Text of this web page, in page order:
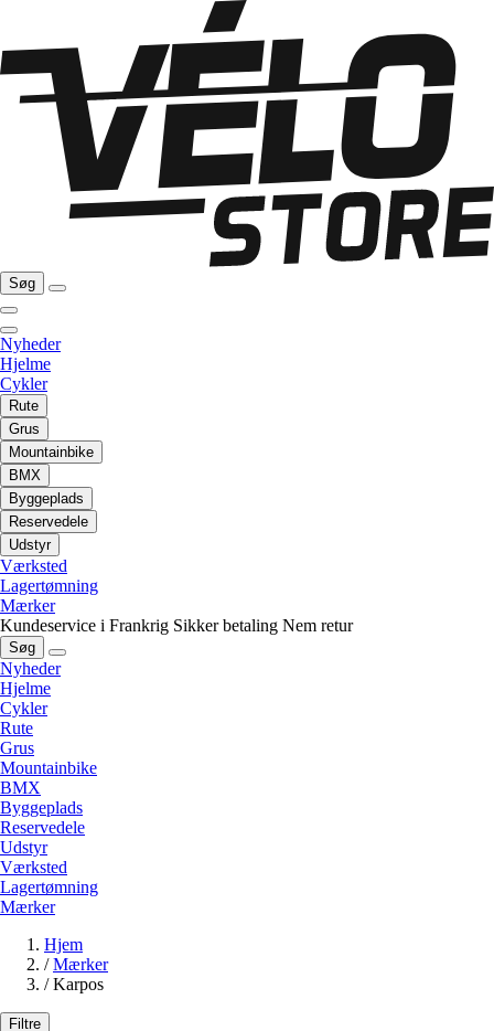
Søg
Nyheder
Hjelme
Cykler
Rute
Grus
Mountainbike
BMX
Byggeplads
Reservedele
Udstyr
Værksted
Lagertømning
Mærker
Kundeservice i Frankrig Sikker betaling Nem retur
Søg
Nyheder
Hjelme
Cykler
Rute
Grus
Mountainbike
BMX
Byggeplads
Reservedele
Udstyr
Værksted
Lagertømning
Mærker
Hjem
/ Mærker
/ Karpos
Filtre